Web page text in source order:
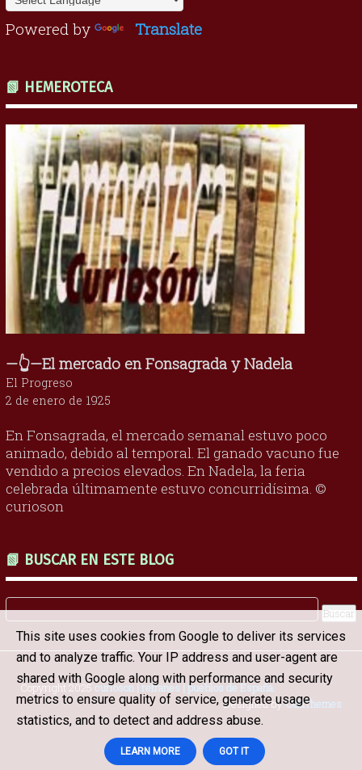
Powered by Translate
📗 HEMEROTECA
—👆—El mercado en Fonsagrada y Nadela
El Progreso
2 de enero de 1925
En Fonsagrada, el mercado semanal estuvo poco
animado, debido al temporal. El ganado vacuno fue
vendido a precios elevados. En Nadela, la feria
celebrada últimamente estuvo concurridísima. ©
curioson
📗 BUSCAR EN ESTE BLOG
Copyright 2025 curioson | refranes | pueblos de España
Designed byOddThemes
This site uses cookies from Google to deliver its services
and to analyze traffic. Your IP address and user-agent are
shared with Google along with performance and security
metrics to ensure quality of service, generate usage
statistics, and to detect and address abuse.
LEARN MORE GOT IT